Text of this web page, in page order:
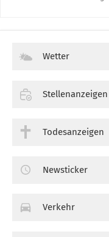
Wetter
Stellenanzeigen
Todesanzeigen
Newsticker
Verkehr